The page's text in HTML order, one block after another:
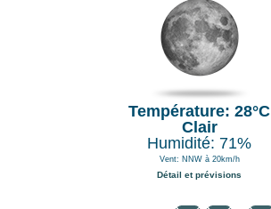
Température: 28°C
Clair
Humidité: 71%
Vent: NNW à 20km/h
Détail et prévisions